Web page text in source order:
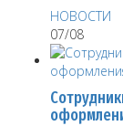
НОВОСТИ
07/08